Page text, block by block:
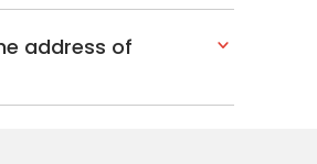
address of